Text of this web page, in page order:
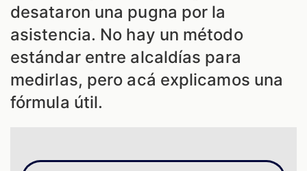
desataron una pugna por la
asistencia. No hay un método
estándar entre alcaldías para
medirlas, pero acá explicamos una
fórmula útil.